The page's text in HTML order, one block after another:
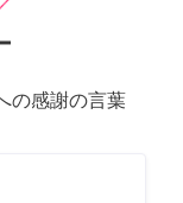
の感謝の言葉